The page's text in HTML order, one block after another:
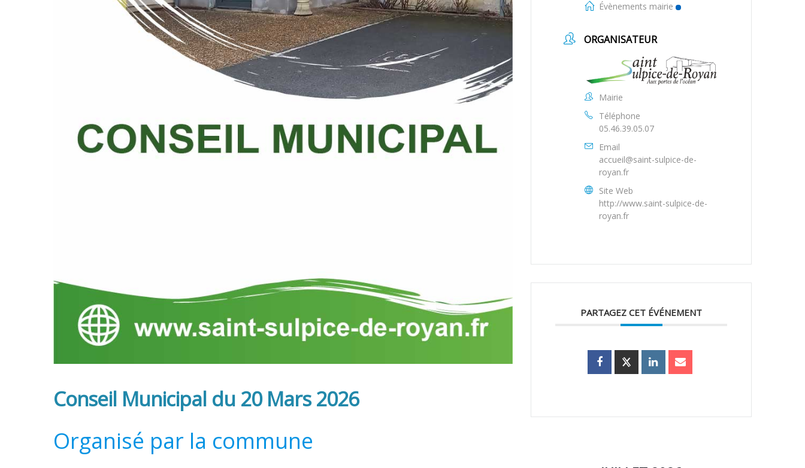
Conseil Municipal du 20 Mars 2026
Organisé par la commune
Évènements mairie
ORGANISATEUR
Mairie
Téléphone
05.46.39.05.07
Email
accueil@saint-sulpice-de-
royan.fr
Site Web
http://www.saint-sulpice-de-
royan.fr
PARTAGEZ CET ÉVÉNEMENT